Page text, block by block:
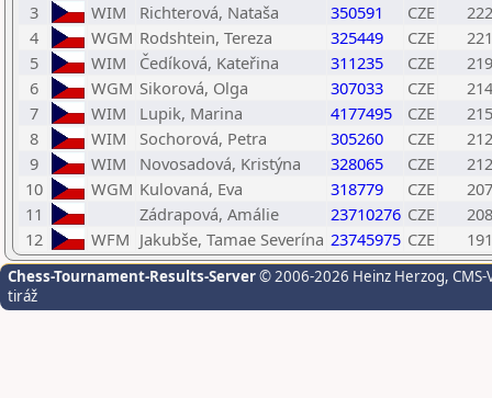
3
WIM Richterová, Nataša 350591 CZE
4
WGM Rodshtein, Tereza 325449 CZE
5
WIM Čedíková, Kateřina 311235 CZE
6
WGM Sikorová, Olga 307033 CZE
7
WIM Lupik, Marina 4177495 CZE
8
WIM Sochorová, Petra 305260 CZE
9
WIM Novosadová, Kristýna 328065 CZE
10
WGM Kulovaná, Eva 318779 CZE
11
Zádrapová, Amálie 23710276 CZE
12
WFM Jakubše, Tamae Severína 23745975 CZE
Chess-Tournament-Results-Server© 2006-2026 Heinz Herzog,
tiráž